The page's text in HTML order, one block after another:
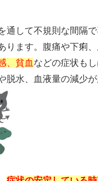
通して不規則な間隔
ります。腹痛や下痢
、貧血 などの症状もし
脱水、血液量の減少が